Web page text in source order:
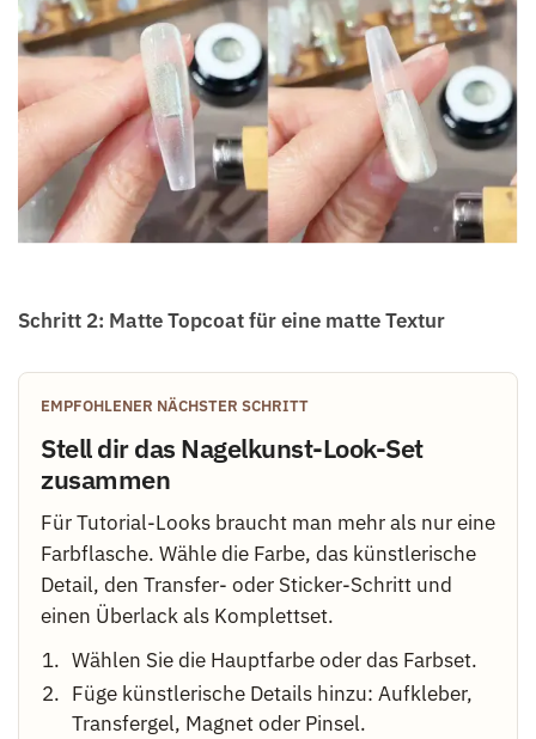
Schritt 2: Matte Topcoat für eine matte Textur
EMPFOHLENER NÄCHSTER SCHRITT
Stell dir das Nagelkunst-Look-Set
zusammen
Für Tutorial-Looks braucht man mehr als nur eine
Farbflasche. Wähle die Farbe, das künstlerische
Detail, den Transfer- oder Sticker-Schritt und
einen Überlack als Komplettset.
Wählen Sie die Hauptfarbe oder das Farbset.
Füge künstlerische Details hinzu: Aufkleber,
Transfergel, Magnet oder Pinsel.